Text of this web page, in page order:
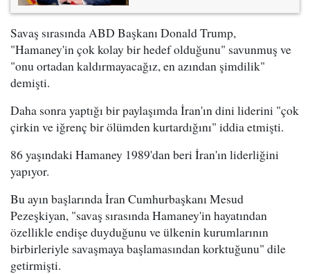
Savaş sırasında ABD Başkanı Donald Trump,
"Hamaney'in çok kolay bir hedef olduğunu" savunmuş ve
"onu ortadan kaldırmayacağız, en azından şimdilik"
demişti.
Daha sonra yaptığı bir paylaşımda İran'ın dini liderini "çok
çirkin ve iğrenç bir ölümden kurtardığını" iddia etmişti.
86 yaşındaki Hamaney 1989'dan beri İran'ın liderliğini
yapıyor.
Bu ayın başlarında İran Cumhurbaşkanı Mesud
Pezeşkiyan, "savaş sırasında Hamaney'in hayatından
özellikle endişe duyduğunu ve ülkenin kurumlarının
birbirleriyle savaşmaya başlamasından korktuğunu" dile
getirmişti.